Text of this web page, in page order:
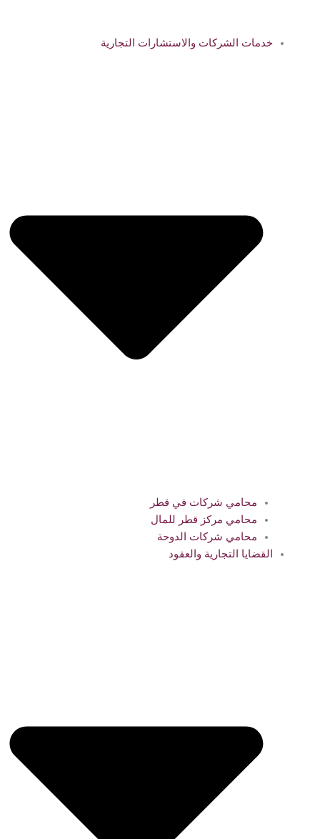
خدمات الشركات والاستشارات التجارية
محامي شركات في قطر
محامي مركز قطر للمال
محامي شركات الدوحة
القضايا التجارية والعقود